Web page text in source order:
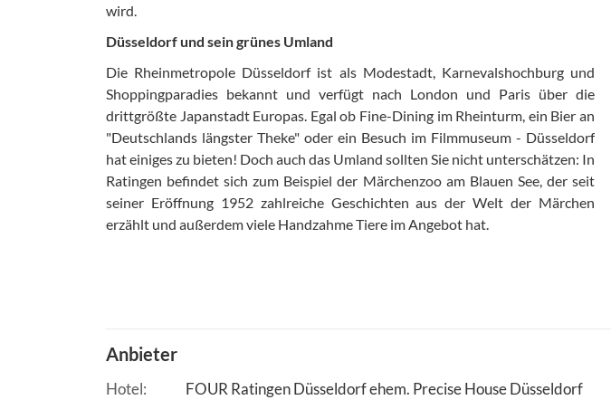
wird.
Düsseldorf und sein grünes Umland
Die Rheinmetropole Düsseldorf ist als Modestadt, Karnevalshochburg und
Shoppingparadies bekannt und verfügt nach London und Paris über die
drittgrößte Japanstadt Europas. Egal ob Fine-Dining im Rheinturm, ein Bier an
"Deutschlands längster Theke" oder ein Besuch im Filmmuseum - Düsseldorf
hat einiges zu bieten! Doch auch das Umland sollten Sie nicht unterschätzen: In
Ratingen befindet sich zum Beispiel der Märchenzoo am Blauen See, der seit
seiner Eröffnung 1952 zahlreiche Geschichten aus der Welt der Märchen
erzählt und außerdem viele Handzahme Tiere im Angebot hat.
Anbieter
Hotel
FOUR Ratingen Düsseldorf ehem. Precise House Düsseldorf